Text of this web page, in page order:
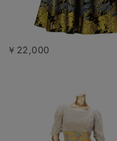
￥22,000